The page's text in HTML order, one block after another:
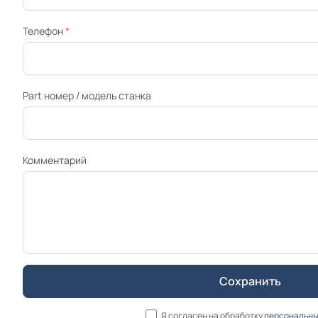
Телефон*
Part номер / модель станка
Комментарий
Я согласен на обработку